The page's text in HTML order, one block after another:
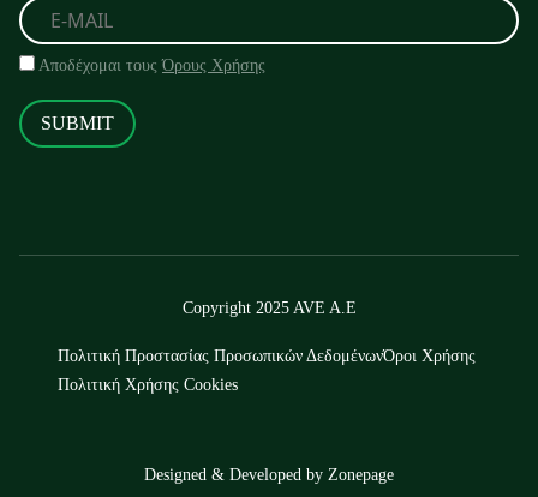
Αποδέχομαι τουςΌρους Χρήσης
SUBMIT
Copyright 2025 AVE A.E
Όροι Χρήσης
Πολιτική Προστασίας Προσωπικών Δεδομένων
Πολιτική Χρήσης Cookies
Designed & Developed by Zonepage